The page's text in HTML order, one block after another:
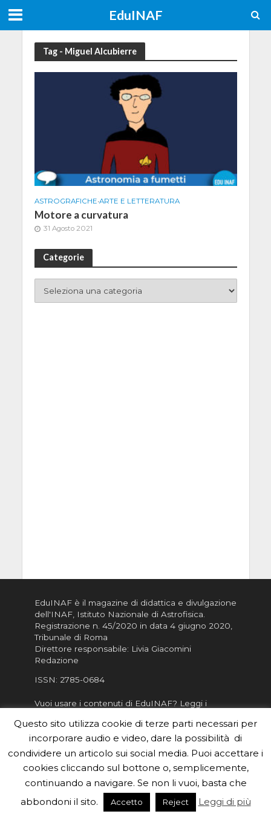
EduINAF
Tag - Miguel Alcubierre
ASTROGRAFICHE•ARTE E LETTERATURA
Motore a curvatura
31 Agosto 2021
Categorie
EduINAF è il magazine di didattica e divulgazione
dell'INAF, Istituto Nazionale di Astrofisica
Registrazione n. 45/2020 in data 4 giugno 2020,
Tribunale di Roma
Direttore responsabile: Livia Giacomini
Redazione
ISSN: 2785-0684
Vuoi usare i contenuti di EduINAF? Leggi i
Informativa sulla Privacy
Informatva sui Cookie
Per la rubrica de l'Astronomo risponde, per
inviarci le tue foto o i tuoi contributi, scrivici a
redazione.edu [chiocciola] inaf.it oppure
il form
Questo sito utilizza cookie di terze parti necessari per
incorporare audio e video, dare la possibilità di
condividere un articolo sui social media. Puoi accettare i
cookies cliccando sul bottone o, semplicemente,
continuando a navigare. Se non li vuoi, basta che
abbondoni il sito.
Accetto Reject Leggi di più